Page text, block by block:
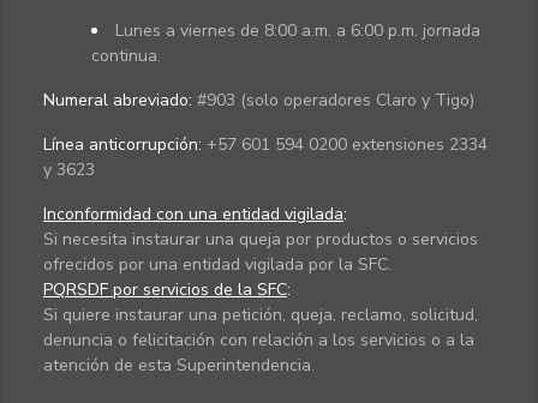
Lunes a viernes de 8:00 a.m. a 6:00 p.m. jornada
continua.
Numeral abreviado: #903 (solo operadores Claro y Tigo)
Línea anticorrupción: +57 601 594 0200 extensiones 2334
y 3623
Inconformidad con una entidad vigilada:
Si necesita instaurar una queja por productos o servicios
ofrecidos por una entidad vigilada por la SFC.
PQRSDF por servicios de la SFC:
Si quiere instaurar una petición, queja, reclamo, solicitud,
denuncia o felicitación con relación a los servicios o a la
atención de esta Superintendencia.